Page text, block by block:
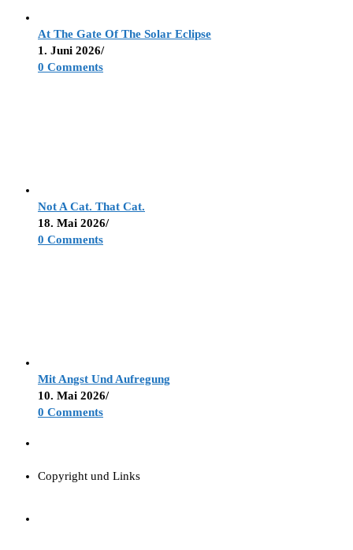
At The Gate Of The Solar Eclipse
1. Juni 2026/
0 Comments
Not A Cat. That Cat.
18. Mai 2026/
0 Comments
Mit Angst Und Aufregung
10. Mai 2026/
0 Comments
Copyright und Links